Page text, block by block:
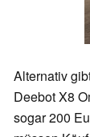
Alternativ
Deebot X8
sogar 200